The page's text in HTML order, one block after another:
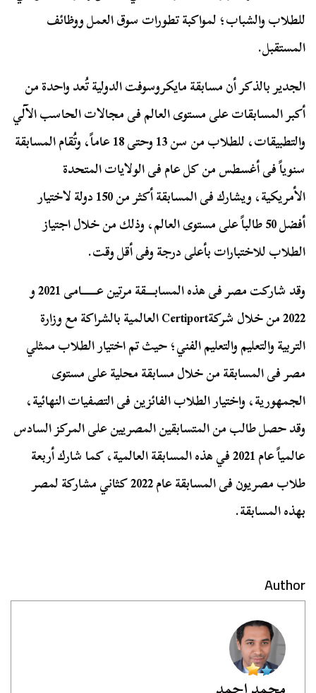
للطلاب والشباب؛ لمواكبة تطورات سوق العمل ووظائف
المستقبل.
الجدير بالذكر أن مسابقة مايكروسوفت الدولية تُعد واحدة من
أكبر المسابقات على مستوى العالم فى مجالات الحاسب الآلي
والتطبيقات، للطلاب من سن 13 وحتى 18 عاماً، وتُقام المسابقة
سنوياً فى أغسطس من كل عام فى الولايات المتحدة
الأمريكية، ويشارك فى المسابقة أكثر من 150 دولة لاختيار
أفضل 50 طالباً على مستوى العالم، وذلك من خلال اجتياز
الطلاب للاختبارات بأعلى درجة وفى أقل وقت.
وقد شاركت مصر فى هذه المسابــــقة مرتين عـــــــامى 2021 و
2022 من خلال شركةCertiport العالمية بالشراكة مع وزارة
التربية والتعليم والتعليم الفني؛ حيث تم اختيار الطلاب ممثلي
مصر فى المسابقة من خلال مسابقة محلية على مستوى
الجمهورية، واختيار الطلاب الفائزين فى التصفيات النهائية،
وقد حصل طالب من المتسابقين المصريين على المركز السادس
عالمياً عام 2021 في هذه المسابقة العالمية، كما شارك أربعة
طلاب مصريون فى المسابقة عام 2022 كثاني مشاركة لمصر
بهذه المسابقة.
Author